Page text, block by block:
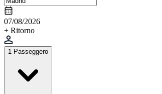
07/08/2026
+ Ritorno
1 Passeggero